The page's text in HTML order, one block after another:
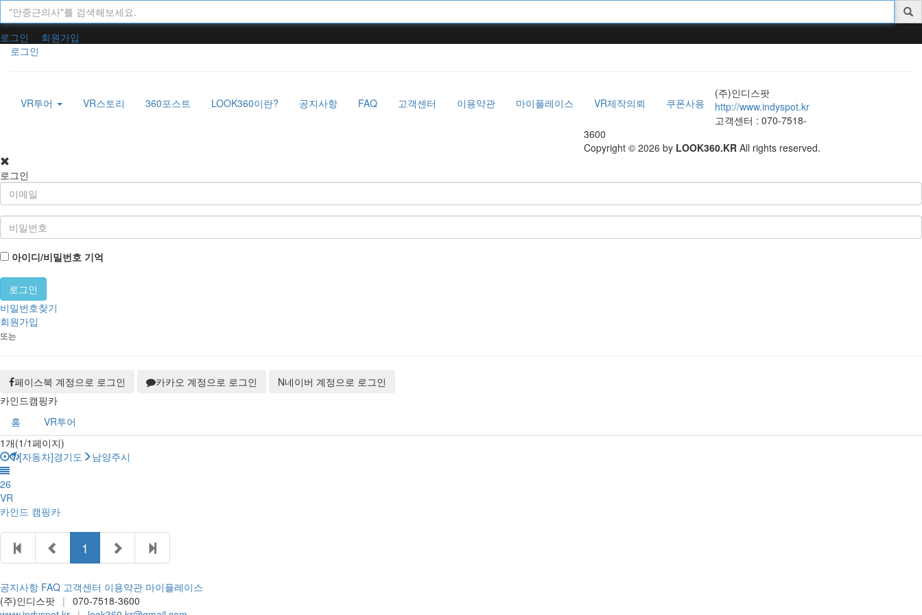
로그인
회원가입
로그인
VR투어 VR스토리 360포스트 LOOK360이란? 공지사항 FAQ 고객센터 이용약관 마이플레이스 VR제작의뢰 쿠폰사용
(주)인디스팟
http://www.indyspot.kr
고객센터 : 070-7518-
3600
Copyright © 2026 by LOOK360.KR All rights reserved.
로그인
아이디/비밀번호 기억
비밀번호찾기
회원가입
또는
페이스북 계정으로 로그인 카카오 계정으로 로그인 N네이버 계정으로 로그인
카인드캠핑카
홈
VR투어
1개(1/1페이지)
[자동차]경기도
남양주시
26
VR
카인드 캠핑카
1
공지사항 FAQ 고객센터 이용약관 마이플레이스
(주)인디스팟 | 070-7518-3600